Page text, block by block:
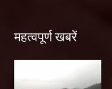
महत्वपूर्ण खबरें